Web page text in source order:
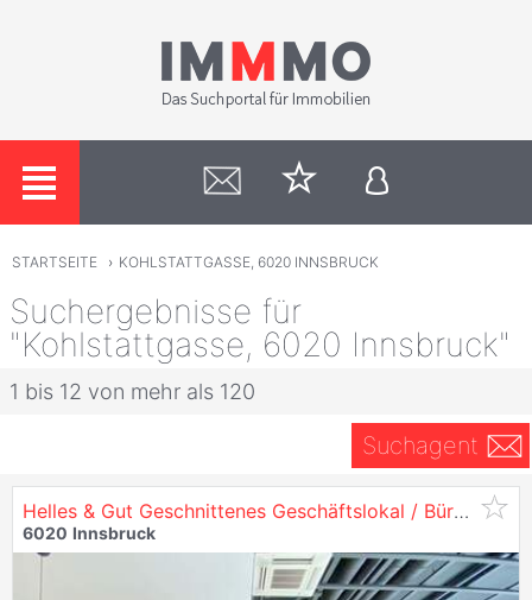
STARTSEITE › KOHLSTATTGASSE, 6020 INNSBRUCK
Suchergebnisse für
"Kohlstattgasse, 6020 Innsbruck"
1 bis 12 von mehr als 120
Suchagent
Helles & Gut Geschnittenes Geschäftslokal / Büro - in
6020 Innsbruck